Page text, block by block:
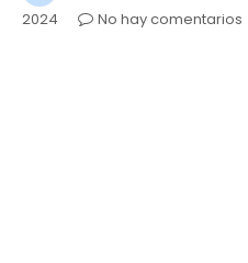
2024
No hay comentarios